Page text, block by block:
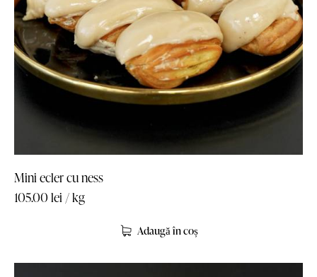
Mini ecler cu ness
105.00 lei / kg
Adaugă în coș